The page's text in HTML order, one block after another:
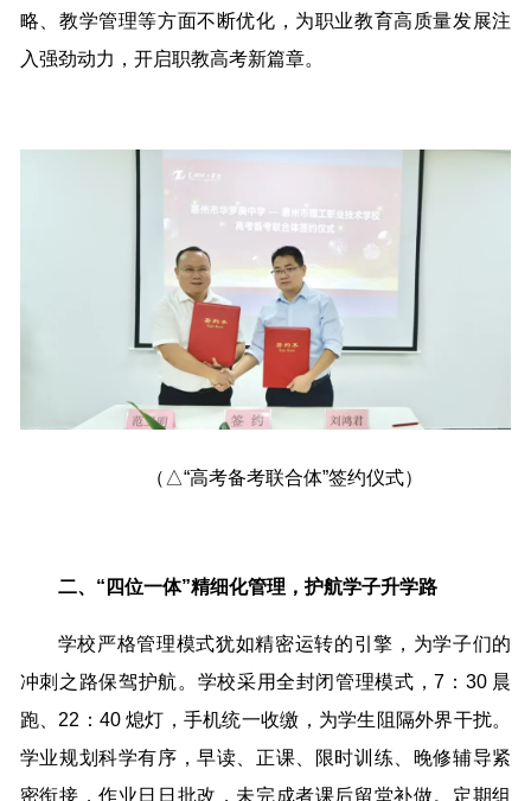
略、教学管理等方面不断优化，为职业教育高质量发展注
入强劲动力，开启职教高考新篇章。
（△“高考备考联合体”签约仪式）
二、“四位一体”精细化管理，护航学子升学路
学校严格管理模式犹如精密运转的引擎，为学子们的
冲刺之路保驾护航。学校采用全封闭管理模式，7：30 晨
跑、22：40 熄灯，手机统一收缴，为学生阻隔外界干扰。
学业规划科学有序，早读、正课、限时训练、晚修辅导紧
密衔接，作业日日批改，未完成者课后留堂补做。定期组